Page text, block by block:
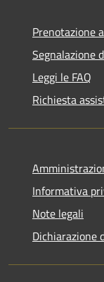
Prenotazione
Segnalazione
Leggi le FAQ
Richiesta
Informativa
Note legali
Dichiarazione